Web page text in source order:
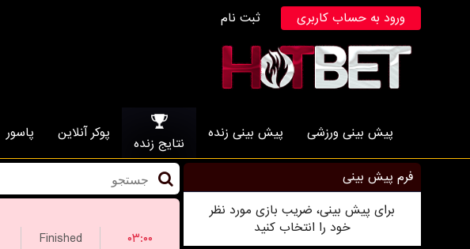
ورود به حساب کاربری ثبت نام
پیش بینی ورزشی پیش بینی زنده
نتایج زنده
پوکر آنلاین پاسور
فرم پیش بینی
برای پیش بینی، ضریب بازی مورد نظر
خود را انتخاب کنید
Finished
۰۳:۰۰